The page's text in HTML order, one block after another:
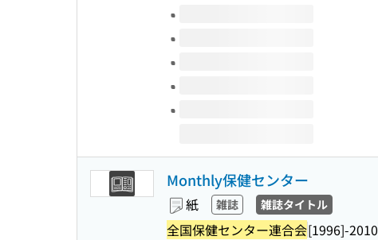
このタイトルの巻号
Monthly保健センター
紙 雑誌 雑誌タイトル
全国保健センター連合会[1996]-2010